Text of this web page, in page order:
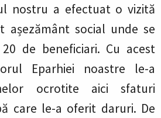
nostru a efectuat o vizită
așezământ social unde se
de beneficiari. Cu acest
Eparhiei noastre le-a
ocrotite aici sfaturi
care le-a oferit daruri. De